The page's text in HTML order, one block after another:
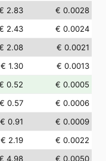
2.83
€ 0.0028
2.43
€ 0.0024
2.08
€ 0.0021
€ 1.30
€ 0.0013
0.52
€ 0.0005
€ 0.57
€ 0.0006
€ 0.91
€ 0.0009
€ 2.19
€ 0.0022
4.98
€ 0.0050